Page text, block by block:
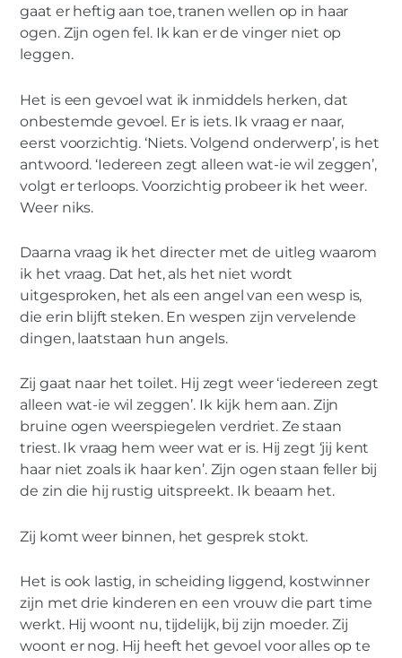
gaat er heftig aan toe, tranen wellen op in haar
ogen. Zijn ogen fel. Ik kan er de vinger niet op
leggen.
Het is een gevoel wat ik inmiddels herken, dat
onbestemde gevoel. Er is iets. Ik vraag er naar,
eerst voorzichtig. ‘Niets. Volgend onderwerp’, is het
antwoord. ‘Iedereen zegt alleen wat-ie wil zeggen’,
volgt er terloops. Voorzichtig probeer ik het weer.
Weer niks.
Daarna vraag ik het directer met de uitleg waarom
ik het vraag. Dat het, als het niet wordt
uitgesproken, het als een angel van een wesp is,
die erin blijft steken. En wespen zijn vervelende
dingen, laatstaan hun angels.
Zij gaat naar het toilet. Hij zegt weer ‘iedereen zegt
alleen wat-ie wil zeggen’. Ik kijk hem aan. Zijn
bruine ogen weerspiegelen verdriet. Ze staan
triest. Ik vraag hem weer wat er is. Hij zegt ‘jij kent
haar niet zoals ik haar ken’. Zijn ogen staan feller bij
de zin die hij rustig uitspreekt. Ik beaam het.
Zij komt weer binnen, het gesprek stokt.
Het is ook lastig, in scheiding liggend, kostwinner
zijn met drie kinderen en een vrouw die part time
werkt. Hij woont nu, tijdelijk, bij zijn moeder. Zij
woont er nog. Hij heeft het gevoel voor alles op te